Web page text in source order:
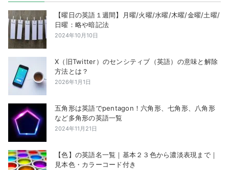
り
【曜日の英語１週間】月曜/火曜/水曜/木曜/金曜/土曜/
日曜：略や暗記法
2024年10月10日
X（旧Twitter）のセンシティブ（英語）の意味と解除
方法とは？
2026年1月1日
五角形は英語でpentagon！六角形、七角形、八角形
など多角形の英語一覧
2024年11月21日
【色】の英語名一覧｜基本２３色から濃淡表現まで｜
見本色・カラーコード付き